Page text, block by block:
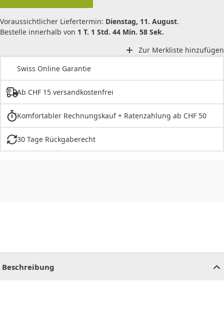
Voraussichtlicher Liefertermin: Dienstag, 11. August.
Bestelle innerhalb von 1 T. 1 Std. 44 Min. 58 Sek.
Zur Merkliste hinzufügen
Swiss Online Garantie
Ab CHF 15 versandkostenfrei
Komfortabler Rechnungskauf + Ratenzahlung ab CHF 50
30 Tage Rückgaberecht
Beschreibung